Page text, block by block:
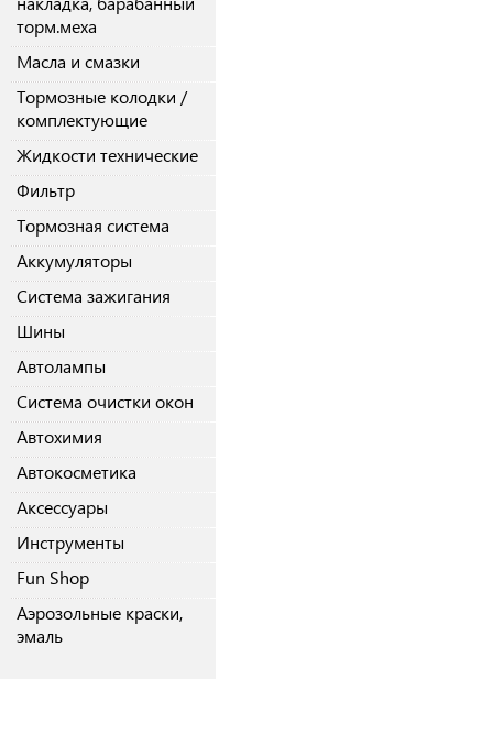
торм.меха
Масла и смазки
Тормозные колодки /
комплектующие
Жидкости технические
Фильтр
Тормозная система
Аккумуляторы
Система зажигания
Шины
Автолампы
Система очистки окон
Автохимия
Автокосметика
Аксессуары
Инструменты
Fun Shop
Аэрозольные краски,
эмаль